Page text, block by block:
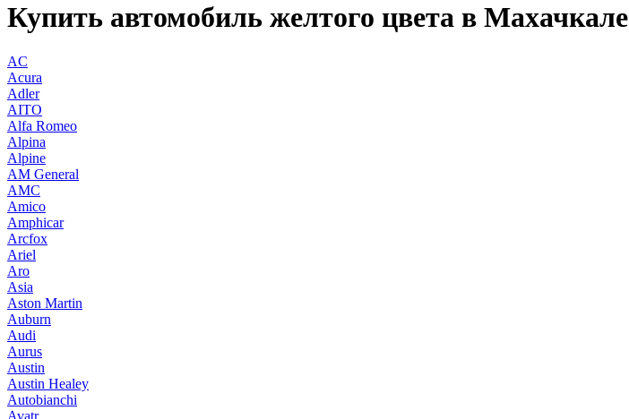
Купить автомобиль желтого цвета в Махачкале
AC
Acura
Adler
AITO
Alfa Romeo
Alpina
Alpine
AM General
AMC
Amico
Amphicar
Arcfox
Ariel
Aro
Asia
Aston Martin
Auburn
Audi
Aurus
Austin
Austin Healey
Autobianchi
Avatr